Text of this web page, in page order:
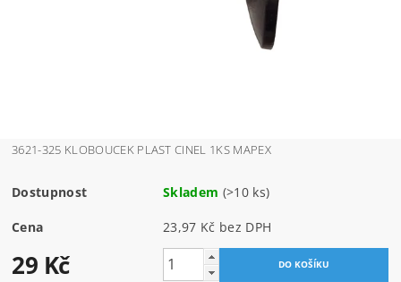
3621-325 KLOBOUCEK PLAST CINEL 1KS MAPEX
Dostupnost Skladem (>10 ks)
Cena 23,97 Kč bez DPH
29 Kč